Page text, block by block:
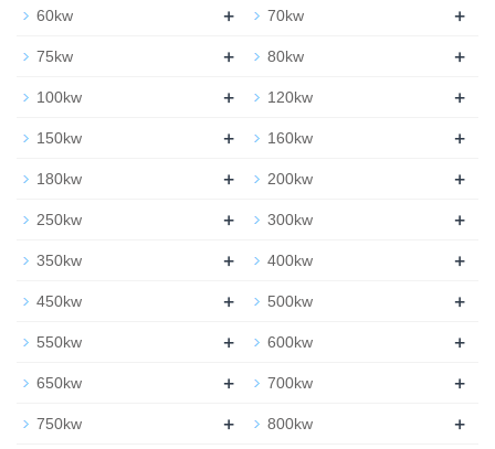
60kw + 70kw +
75kw + 80kw +
100kw + 120kw +
150kw + 160kw +
180kw + 200kw +
250kw + 300kw +
350kw + 400kw +
450kw + 500kw +
550kw + 600kw +
650kw + 700kw +
750kw + 800kw +